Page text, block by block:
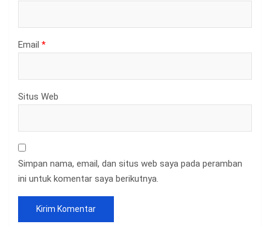
Email *
Situs Web
Simpan nama, email, dan situs web saya pada peramban
ini untuk komentar saya berikutnya.